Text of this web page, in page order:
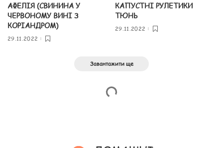
АФЕЛІЯ (СВИНИНА У
ЧЕРВОНОМУ ВИНІ З
КОРІАНДРОМ)
29.11.2022
КАПУСТНІ РУЛЕТИКИ
ТЮНЬ
29.11.2022
Завантажити ще